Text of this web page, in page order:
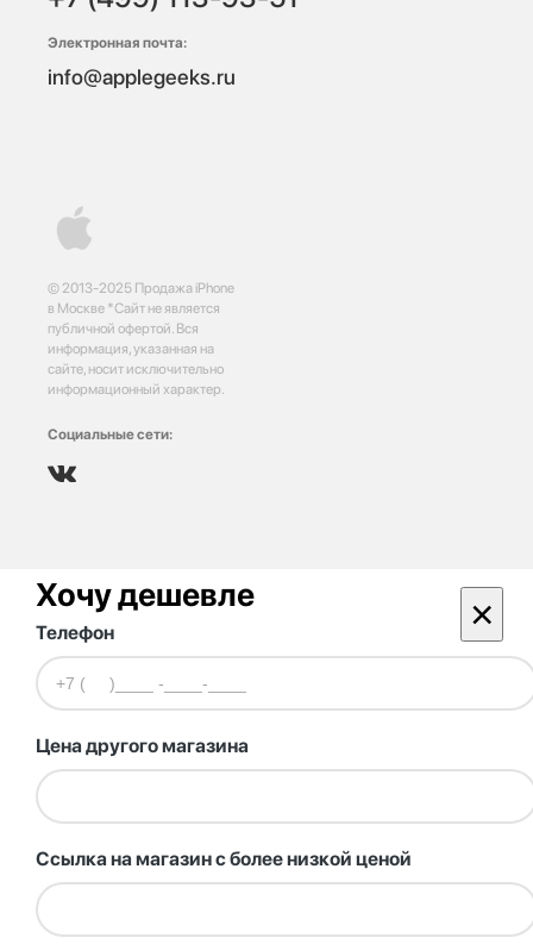
© 2013-2025 Продажа iPhone
в Москве *Сайт не является
публичной офертой. Вся
информация, указанная на
сайте, носит исключительно
информационный характер.
Социальные сети:
Электронная почта:
info@applegeeks.ru
Хочу дешевле ×
Телефон
Цена другого магазина
Ссылка на магазин с более низкой ценой